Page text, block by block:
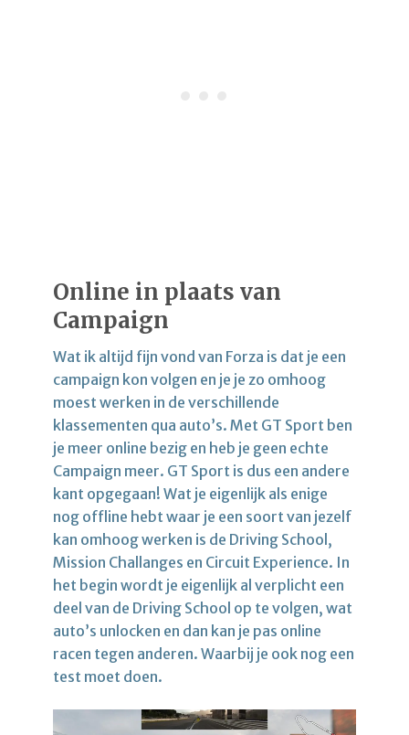
Online in plaats van
Campaign
Wat ik altijd fijn vond van Forza is dat je een
campaign kon volgen en je je zo omhoog
moest werken in de verschillende
klassementen qua auto’s. Met GT Sport ben
je meer online bezig en heb je geen echte
Campaign meer. GT Sport is dus een andere
kant opgegaan! Wat je eigenlijk als enige
nog offline hebt waar je een soort van jezelf
kan omhoog werken is de Driving School,
Mission Challanges en Circuit Experience. In
het begin wordt je eigenlijk al verplicht een
deel van de Driving School op te volgen, wat
auto’s unlocken en dan kan je pas online
racen tegen anderen. Waarbij je ook nog een
test moet doen.